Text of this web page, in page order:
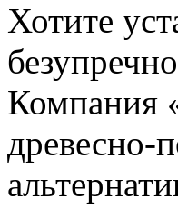
Хотите
Компания